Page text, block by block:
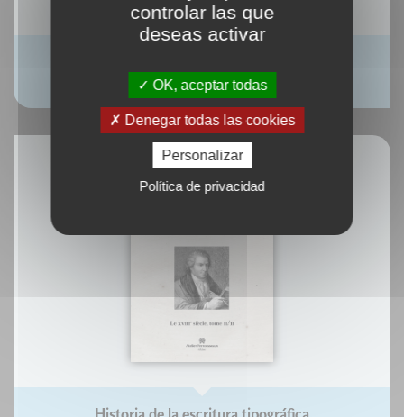
Rémi Jimenes
controlar las que
deseas activar
OK, aceptar todas
Denegar todas las cookies
Personalizar
Política de privacidad